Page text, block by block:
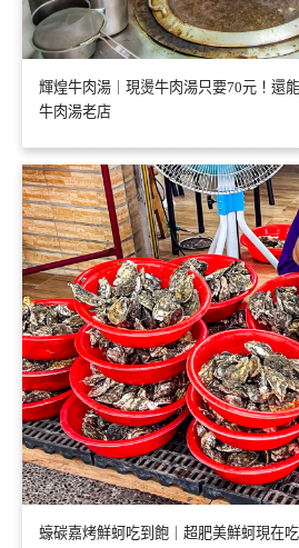
輝煌牛肉湯｜現燙牛肉湯只要70元！還
牛肉湯老店
蠔碳嘉烤鮮蚵吃到飽｜超肥美鮮蚵現在